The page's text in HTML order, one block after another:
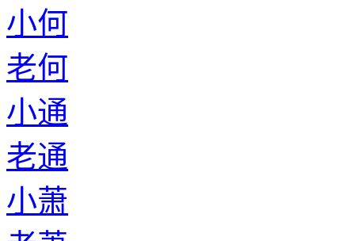
小何
老何
小通
老通
小萧